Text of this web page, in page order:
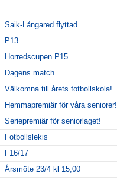
Saik-Långared flyttad
P13
Horredscupen P15
Dagens match
Välkomna till årets fotbollskola!
Hemmapremiär för våra seniorer!
Seriepremiär för seniorlaget!
Fotbollslekis
F16/17
Årsmöte 23/4 kl 15,00